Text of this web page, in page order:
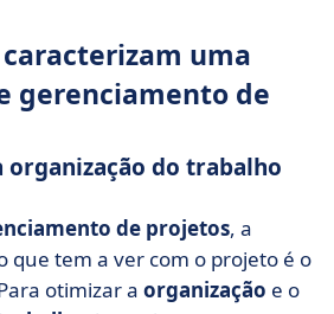
uma
gerenciamento de
organização do trabalho
de projetos, a
que tem a ver com o projeto é o
otimizar a organização e o